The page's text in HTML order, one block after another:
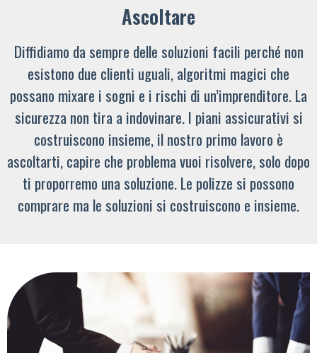
Ascoltare
Diffidiamo da sempre delle soluzioni facili perché non
esistono due clienti uguali, algoritmi magici che
possano mixare i sogni e i rischi di un’imprenditore. La
sicurezza non tira a indovinare. I piani assicurativi si
costruiscono insieme, il nostro primo lavoro è
ascoltarti, capire che problema vuoi risolvere, solo dopo
ti proporremo una soluzione. Le polizze si possono
comprare ma le soluzioni si costruiscono e insieme.